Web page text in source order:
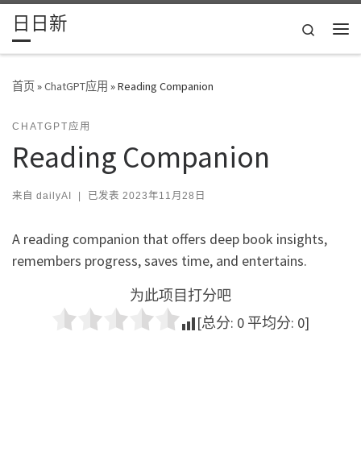
Skip to content
日日新
Search
首页»ChatGPT应用 »Reading Companion
CHATGPT应用
Reading Companion
来自 dailyAI | 已发表 2023年11月28日
A reading companion that offers deep book insights,
remembers progress, saves time, and entertains.
为此项目打分吧
[总分: 0 平均分: 0]